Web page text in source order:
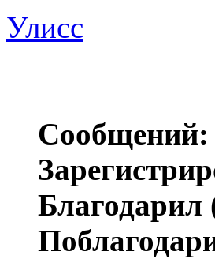
Улисс
Сообщений:
Благодарил